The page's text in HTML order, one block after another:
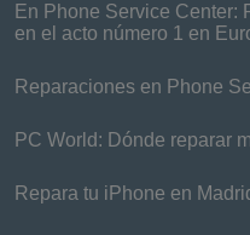
En Phone Service Center:
en el acto número 1 en
Reparaciones en Phone
PC World: Dónde reparar
Repara tu iPhone en